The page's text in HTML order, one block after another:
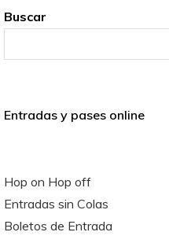
Buscar
Entradas y pases online
Hop on Hop off
Entradas sin Colas
Boletos de Entrada